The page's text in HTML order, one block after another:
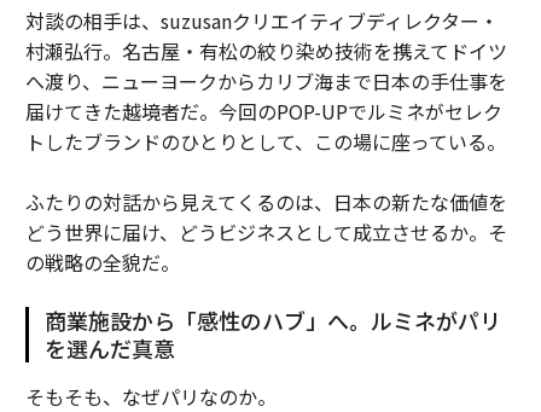
対談の相手は、suzusanクリエイティブディレクター・
村瀬弘行。名古屋・有松の絞り染め技術を携えてドイツ
へ渡り、ニューヨークからカリブ海まで日本の手仕事を
届けてきた越境者だ。今回のPOP-UPでルミネがセレク
トしたブランドのひとりとして、この場に座っている。
ふたりの対話から見えてくるのは、日本の新たな価値を
どう世界に届け、どうビジネスとして成立させるか。そ
の戦略の全貌だ。
商業施設から「感性のハブ」へ。ルミネがパリ
を選んだ真意
そもそも、なぜパリなのか。